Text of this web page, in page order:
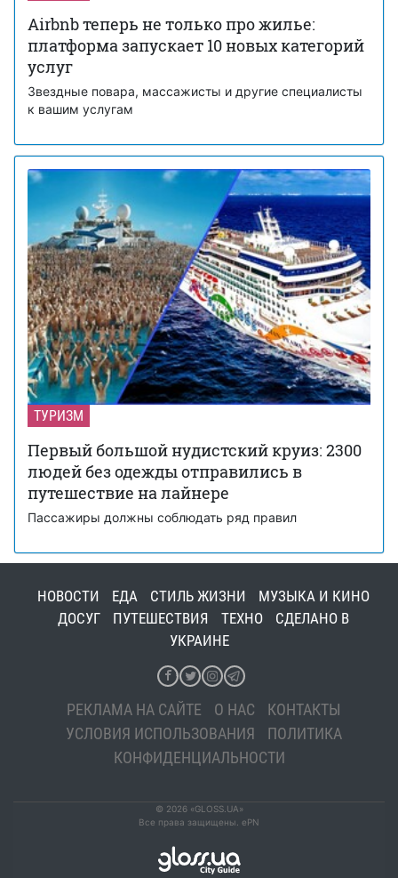
Airbnb теперь не только про жилье:
платформа запускает 10 новых категорий
услуг
Звездные повара, массажисты и другие специалисты
к вашим услугам
ТУРИЗМ
Первый большой нудистский круиз: 2300
людей без одежды отправились в
путешествие на лайнере
Пассажиры должны соблюдать ряд правил
НОВОСТИ ЕДА СТИЛЬ ЖИЗНИ
МУЗЫКА И КИНО
ДОСУГ
ПУТЕШЕСТВИЯ ТЕХНО
СДЕЛАНО В
УКРАИНЕ
РЕКЛАМА НА САЙТЕ О НАС
КОНТАКТЫ
УСЛОВИЯ ИСПОЛЬЗОВАНИЯ
ПОЛИТИКА
КОНФИДЕНЦИАЛЬНОСТИ
© 2026 «GLOSS.UA»
Все права защищены. ePN